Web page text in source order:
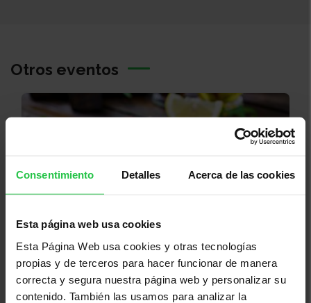
Consentimiento Detalles Acerca de las cookies
Esta página web usa cookies
Esta Página Web usa cookies y otras tecnologías
propias y de terceros para hacer funcionar de manera
correcta y segura nuestra página web y personalizar su
contenido. También las usamos para analizar la
Otros eventos
08/08/2026
Pamboliada Solidària - Maria de la
Salut